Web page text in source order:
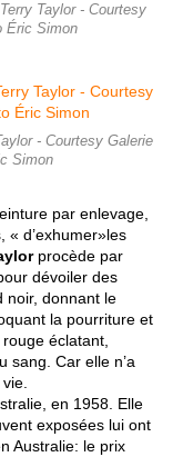
Taylor - Courtesy
Éric Simon
- Courtesy Galerie
Simon
par enlevage,
« d’exhumer»les
procède par
dévoiler des
noir, donnant le
la pourriture et
éclatant,
sang. Car elle n’a
en 1958. Elle
exposées lui ont
Australie: le prix